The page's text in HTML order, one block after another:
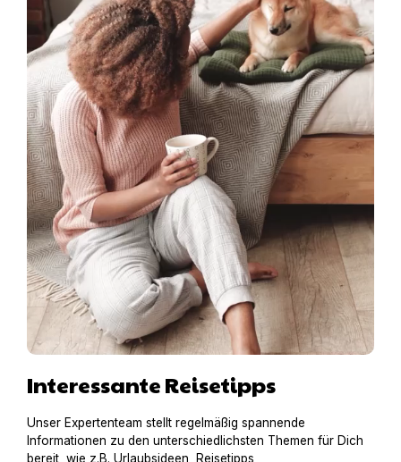
Interessante Reisetipps
Unser Expertenteam stellt regelmäßig spannende
Informationen zu den unterschiedlichsten Themen für Dich
bereit, wie z.B. Urlaubsideen, Reisetipps,